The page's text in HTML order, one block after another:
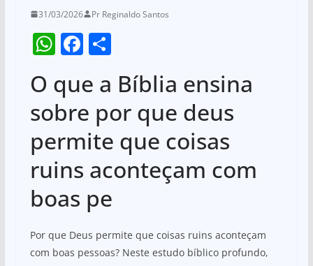
31/03/2026 Pr Reginaldo Santos
W
at
s
A
p
p
F
c
e
b
o
o
k
S
ar
e
O que a Bíblia ensina
sobre por que deus
permite que coisas
ruins aconteçam com
boas pe
Por que Deus permite que coisas ruins aconteçam
com boas pessoas? Neste estudo bíblico profundo,